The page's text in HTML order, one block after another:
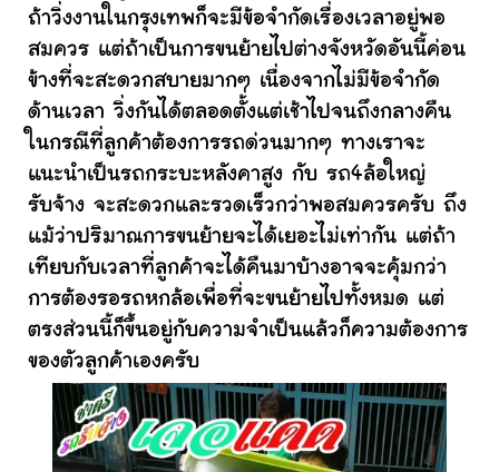
ถ้าวิ่งงานในกรุงเทพก็จะมีข้อจำกัดเรื่องเวลาอยู่พอ
สมควร แต่ถ้าเป็นการขนย้ายไปต่างจังหวัดอันนี้ค่อน
ข้างที่จะสะดวกสบายมากๆ เนื่องจากไม่มีข้อจำกัด
ด้านเวลา วิ่งกันได้ตลอดตั้งแต่เช้าไปจนถึงกลางคืน
ในกรณีที่ลูกค้าต้องการรถด่วนมากๆ ทางเราจะ
แนะนำเป็นรถกระบะหลังคาสูง กับ รถ4ล้อใหญ่
รับจ้าง จะสะดวกและรวดเร็วกว่าพอสมควรครับ ถึง
แม้ว่าปริมาณการขนย้ายจะได้เยอะไม่เท่ากัน แต่ถ้า
เทียบกับเวลาที่ลูกค้าจะได้คืนมาบ้างอาจจะคุ้มกว่า
การต้องรอรถหกล้อเพื่อที่จะขนย้ายไปทั้งหมด แต่
ตรงส่วนนี้ก็ขึ้นอยู่กับความจำเป็นแล้วก็ความต้องการ
ของตัวลูกค้าเองครับ